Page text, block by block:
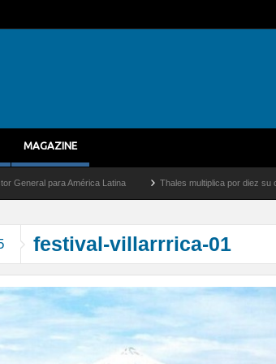
MAGAZINE
América Latina Thales multiplica por diez su capacidad
festival-villarrrica-01